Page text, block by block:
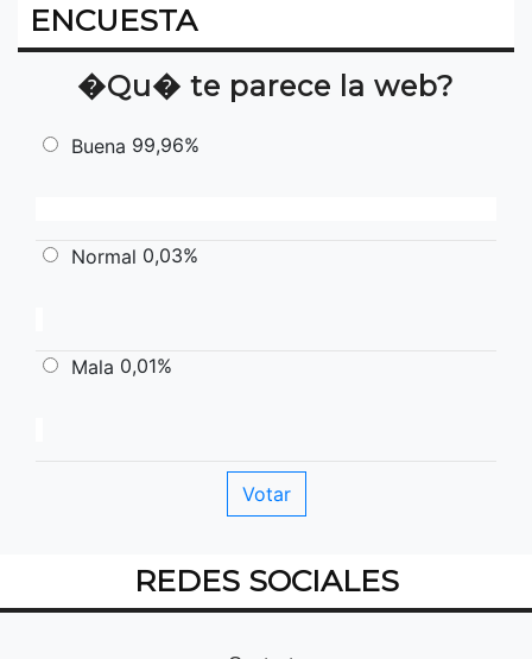
ENCUESTA
�Qu� te parece la web?
Buena 99,96%
Normal 0,03%
Mala 0,01%
REDES SOCIALES